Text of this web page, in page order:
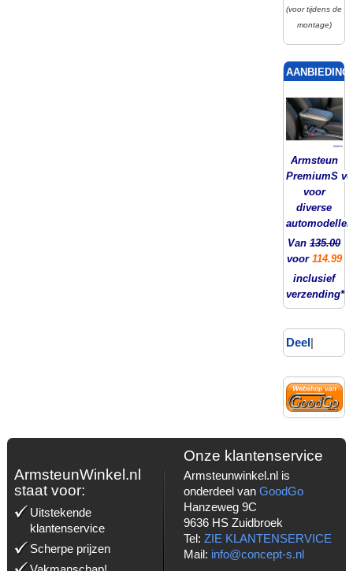
(voor tijdens de
montage)
Armsteun
PremiumS
voor
diverse
automodellen
Van135.00
voor 114.99
inclusief
verzending*
Deel|
ArmsteunWinkel.nl
staat voor:
Uitstekende
klantenservice
Scherpe prijzen
Onze klantenservice
Armsteunwinkel.nl is
onderdeel van GoodGo
Hanzeweg 9C
9636 HS Zuidbroek
Tel: ZIE KLANTENSERVICE
Mail: info@concept-s.nl